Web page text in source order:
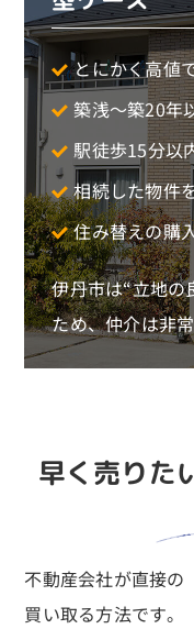
とにかく高値
築浅〜築20年
駅徒歩15分以
相続した物件
住み替えの購
伊丹市は“立地の
ため、仲介は非
早く売りた
不動産会社が直接の
買い取る方法です。